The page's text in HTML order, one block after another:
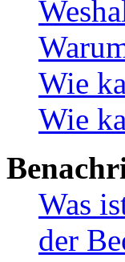
Wie
Wie
Was
der